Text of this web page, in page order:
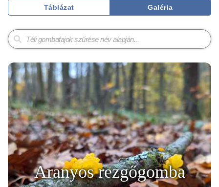
Táblázat Galéria
Aranyos rezgőgomba